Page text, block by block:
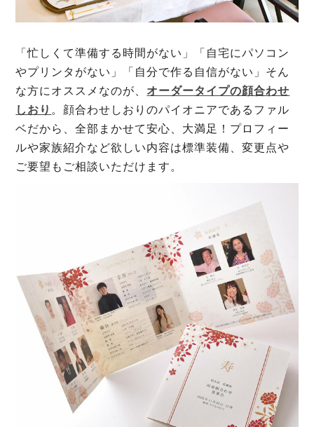
「忙しくて準備する時間がない」「自宅にパソコン
やプリンタがない」「自分で作る自信がない」そん
な方にオススメなのが、 オーダータイプの顔合わせ
しおり 。顔合わせしおりのパイオニアであるファル
ベだから、全部まかせて安心、大満足！プロフィー
ルや家族紹介など欲しい内容は標準装備、変更点や
ご要望もご相談いただけます。